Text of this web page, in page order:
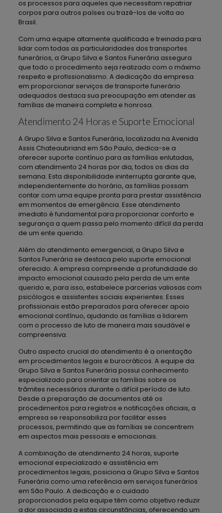
os processos para aqueles que necessitam repatriar
corpos para outros países ou trazê-los de volta ao
Brasil.
Com uma equipe altamente qualificada e treinada para
lidar com todas as particularidades dos transportes
funerários, a Grupo Silva e Santos Funerária assegura
que todo o procedimento seja realizado com o máximo
respeito e profissionalismo. A dedicação da empresa
em proporcionar serviços de transporte funerário
adequados destaca sua preocupação em atender as
famílias de maneira completa e honrosa.
Atendimento 24 Horas e Suporte Emocional
A Grupo Silva e Santos Funerária, localizada na Avenida
Assis Chateaubriand em São Paulo, dedica-se a
oferecer suporte contínuo para as famílias enlutadas,
com atendimento 24 horas por dia, todos os dias da
semana. Esta disponibilidade ininterrupta garante que,
independentemente do horário, as famílias possam
contar com uma equipe pronta para prestar assistência
em momentos de emergência. Esse atendimento
imediato é fundamental para proporcionar conforto e
segurança a quem passa pelo momento difícil da perda
de um ente querido.
Além do atendimento emergencial, a Grupo Silva e
Santos Funerária se destaca pelo suporte emocional
oferecido. A empresa compreende a profundidade do
impacto emocional causado pela perda de um ente
querido e, para isso, estabelece parcerias valiosas com
psicólogos e assistentes sociais experientes. Esses
profissionais estão preparados para oferecer apoio
emocional contínuo, ajudando as famílias a lidarem
com o processo de luto de maneira mais saudável e
compreensiva.
Outro aspecto crucial do atendimento é a orientação
em procedimentos legais e burocráticos. A equipe da
Grupo Silva e Santos Funerária possui conhecimento
especializado para orientar as famílias sobre os
trâmites necessários durante o difícil período de luto.
Desde a preparação de documentos até os
procedimentos para registros e notificações oficiais, a
empresa se responsabiliza por facilitar esses
processos, permitindo que as famílias se concentrem
em aspectos mais pessoais e emocionais.
A combinação de atendimento 24 horas, suporte
emocional especializado e assistência em
procedimentos legais, posiciona a Grupo Silva e Santos
Funerária como uma referência em serviços funerários
em São Paulo. A dedicação e o cuidado
proporcionados pela equipe têm como objetivo reduzir
a dor associada a estas circunstâncias, oferecendo um